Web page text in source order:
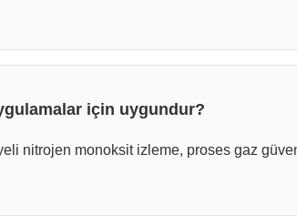
için uygundur?
nitrojen monoksit izleme, proses gaz